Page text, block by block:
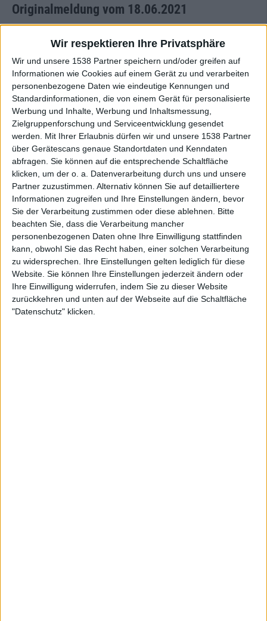
Wir respektieren Ihre Privatsphäre
Wir und unsere 1538 Partner speichern und/oder greifen auf
Informationen wie Cookies auf einem Gerät zu und verarbeiten
personenbezogene Daten wie eindeutige Kennungen und
Standardinformationen, die von einem Gerät für personalisierte
Werbung und Inhalte, Werbung und Inhaltsmessung,
Zielgruppenforschung und Serviceentwicklung gesendet
werden.
Mit Ihrer Erlaubnis dürfen wir und unsere 1538 Partner
über Gerätescans genaue Standortdaten und Kenndaten
abfragen. Sie können auf die entsprechende Schaltfläche
klicken, um der o. a. Datenverarbeitung durch uns und unsere
Partner zuzustimmen. Alternativ können Sie auf detailliertere
Informationen zugreifen und Ihre Einstellungen ändern, bevor
Sie der Verarbeitung zustimmen oder diese ablehnen.
Bitte
beachten Sie, dass die Verarbeitung mancher
personenbezogenen Daten ohne Ihre Einwilligung stattfinden
kann, obwohl Sie das Recht haben, einer solchen Verarbeitung
zu widersprechen. Ihre Einstellungen gelten lediglich für diese
Website. Sie können Ihre Einstellungen jederzeit ändern oder
Ihre Einwilligung widerrufen, indem Sie zu dieser Website
zurückkehren und unten auf der Webseite auf die Schaltfläche
"Datenschutz" klicken.
Originalmeldung vom 18.06.2021
Am 19. November veröffentlichen die Frickel-Death-
„A Valediction“ trägt. Die Band um Mastermind und
Gründer Steffen Kummerer hat kürzlich die Aufnahmen
unter Leitung von Produzent Fredrik Nordström in
Göteborg abgeschlossen. „A Valediction“ ist die erste
Scheibe, die über Nuclear Blast erscheint.
„A Valediction“ beschäftigt sich mit Abschied
Das Album beschäftigt sich mit dem Konzept des
Abschieds und letzten Lebewohl-Sagungen und wird
somit zu einem sehr persönlichen Album für die Band, wie
Steffen Kummerer berichtet:
„“A Valediction“ entfaltet OBSCURA in seiner reinsten
Form, präsentiert die Band auf neuen Höhen und bietet
Direktheit mit einer eher persönlichen Note. Wir können
es kaum erwarten, dieses Album endlich live auf die Bühne
zu bringen und jeden einzelnen Song mit unseren treuen